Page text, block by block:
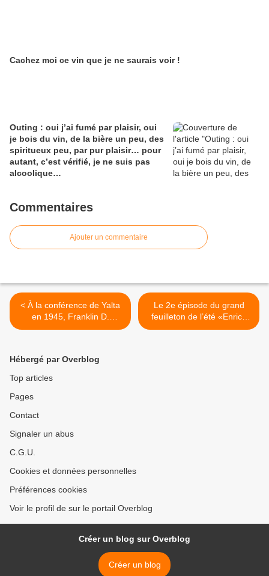
Cachez moi ce vin que je ne saurais voir !
Outing : oui j’ai fumé par plaisir, oui
je bois du vin, de la bière un peu, des
spiritueux peu, par pur plaisir… pour
autant, c’est vérifié, je ne suis pas
alcoolique…
Commentaires
Ajouter un commentaire
< À la conférence de Yalta
en 1945, Franklin D.
Roosevelt et Staline
apporta 1 bouteille de gin et
un pot d'olive, le Dirty
Le 2e épisode du grand
feuilleton de l’été «Enrico
Magace le Bob Parker
Hébergé par Overblog
Top articles
Pages
Contact
Signaler un abus
C.G.U.
Cookies et données personnelles
Préférences cookies
Voir le profil de sur le portail Overblog
Créer un blog sur Overblog
Créer un blog